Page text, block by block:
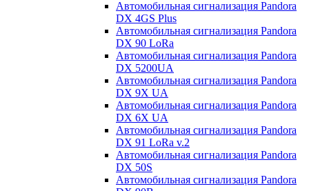
Автомобильная сигнализация Pandora
DX 4GS Plus
Автомобильная сигнализация Pandora
DX 90 LoRa
Автомобильная сигнализация Pandora
DX 5200UA
Автомобильная сигнализация Pandora
DX 9Х UA
Автомобильная сигнализация Pandora
DX 6Х UA
Автомобильная сигнализация Pandora
DX 91 LoRa v.2
Автомобильная сигнализация Pandora
DX 50S
Автомобильная сигнализация Pandora